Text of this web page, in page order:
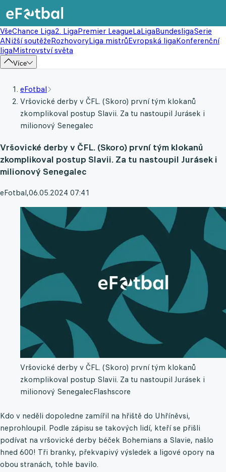
VšeChance Liga2. LigaPremier LeagueLaLigaBundesligaSerie
ANižší soutěžeRozhovoryLiga mistrůEvropská ligaKonferenční
ligaMistrovství světa
Více
eFotbal
Vršovické derby v ČFL. (Skoro) první tým klokanů
zkomplikoval postup Slavii. Za tu nastoupil Jurásek i
milionový Senegalec
Vršovické derby v ČFL. (Skoro) první tým klokanů
zkomplikoval postup Slavii. Za tu nastoupil Jurásek i
milionový Senegalec
eFotbal,06.05.2024 07:41
Vršovické derby v ČFL. (Skoro) první tým klokanů
zkomplikoval postup Slavii. Za tu nastoupil Jurásek i
milionový SenegalecFlashscore
Kdo v neděli dopoledne zamířil na hřiště do Uhříněvsi,
neprohloupil. Podle zápisu se takových lidí, kteří se přišli
podívat na vršovické derby béček Bohemians a Slavie, našlo
hned 600! Tři branky, překvapivý výsledek a ligové opory na
obou stranách, tohle bavilo.